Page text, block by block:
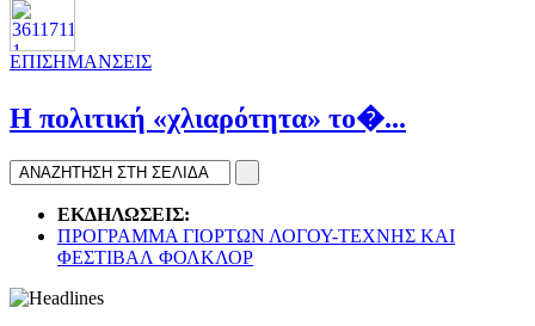
ΕΠΙΣΗΜΑΝΣΕΙΣ
H πολιτική «χλιαρότητα» το�...
ΕΚΔΗΛΩΣΕΙΣ:
ΠΡΟΓΡΑΜΜΑ ΓΙΟΡΤΩΝ ΛΟΓΟΥ-ΤΕΧΝΗΣ ΚΑΙ
ΦΕΣΤΙΒΑΛ ΦΟΛΚΛΟΡ